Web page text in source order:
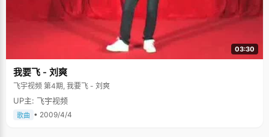
03:30
我要飞 - 刘爽
飞宇视频 第4期, 我要飞 - 刘爽
UP主: 飞宇视频
歌曲 • 2009/4/4